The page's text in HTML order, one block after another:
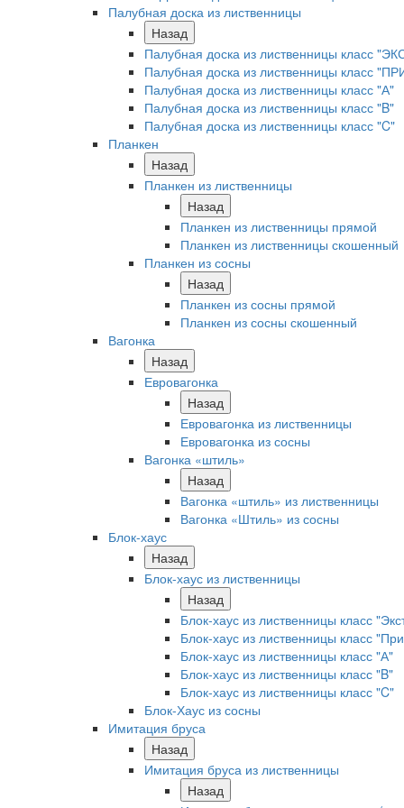
Палубная доска из лиственницы
Назад
Палубная доска из лиственницы класс
Палубная доска из лиственницы класс
Палубная доска из лиственницы класс "А"
Палубная доска из лиственницы класс "B"
Палубная доска из лиственницы класс "C"
Планкен
Назад
Планкен из лиственницы
Назад
Планкен из лиственницы прямой
Планкен из лиственницы скошенный
Планкен из сосны
Назад
Планкен из сосны прямой
Планкен из сосны скошенный
Вагонка
Назад
Евровагонка
Назад
Евровагонка из лиственницы
Евровагонка из сосны
Вагонка «штиль»
Назад
Вагонка «штиль» из лиственницы
Вагонка «Штиль» из сосны
Блок-хаус
Назад
Блок-хаус из лиственницы
Назад
Блок-хаус из лиственницы класс
Блок-хаус из лиственницы класс
Блок-хаус из лиственницы класс "А"
Блок-хаус из лиственницы класс "B"
Блок-хаус из лиственницы класс "C"
Блок-Хаус из сосны
Имитация бруса
Назад
Имитация бруса из лиственницы
Назад